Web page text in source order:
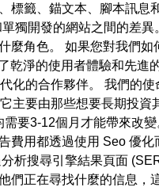
籤、錨文本、腳本訊息
獨開發的網站之間的差
角色。 如果您對我們
淨的使用者體驗和先進
化的合作夥伴。 我們的
主要由那些想要長期投
要3-12個月才能帶來改
用都透過使用 Seo 優
析搜尋引擎結果頁面
正在尋找什麼的信息，